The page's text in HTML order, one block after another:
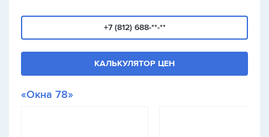
+7 (812) 688-**-**
КАЛЬКУЛЯТОР ЦЕН
«Окна 78»